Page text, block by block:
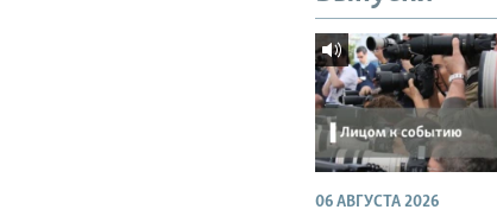
06 АВГУСТА 2026